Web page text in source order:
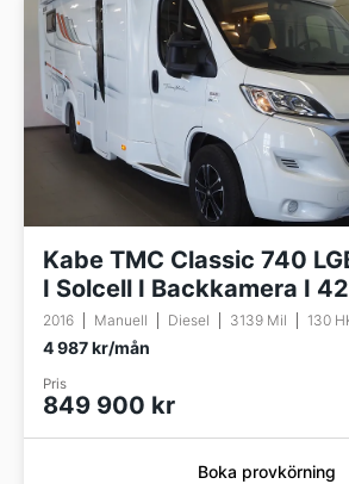
Kabe TMC Classic 740
I Solcell I Backkamera I
2016 Manuell Diesel 3139 Mil 130
4 987 kr/mån
Pris
849 900 kr
Boka provkörning